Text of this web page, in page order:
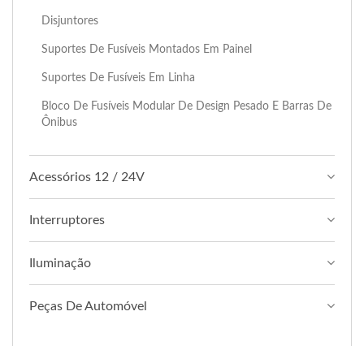
Disjuntores
Suportes De Fusíveis Montados Em Painel
Suportes De Fusíveis Em Linha
Bloco De Fusíveis Modular De Design Pesado E Barras De
Ônibus
Acessórios 12 / 24V
Interruptores
Iluminação
Peças De Automóvel